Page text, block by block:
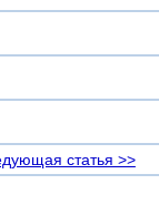
статья >>